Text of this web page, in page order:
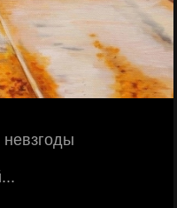
невзгоды